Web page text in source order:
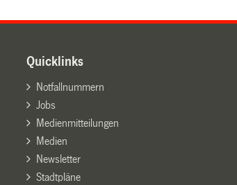
Quicklinks
Notfallnummern
Jobs
Medienmitteilungen
Medien
Newsletter
Stadtpläne